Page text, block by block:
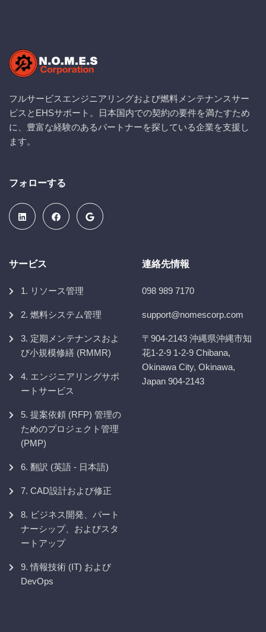
フルサービスエンジニアリングおよび燃料メンテナンスサー
ビスとEHSサポート。日本国内での契約の要件を満たすため
に、豊富な経験のあるパートナーを探している企業を支援し
ます。
フォローする
サービス
1. リソース管理
2. 燃料システム管理
3. 定期メンテナンスおよ
び小規模修繕 (RMMR)
4. エンジニアリングサポ
ートサービス
5. 提案依頼 (RFP) 管理の
ためのプロジェクト管理
(PMP)
6. 翻訳 (英語 - 日本語)
7. CAD設計および修正
8. ビジネス開発、パート
ナーシップ、およびスタ
ートアップ
9. 情報技術 (IT) および
DevOps
連絡先情報
098 989 7170
support@nomescorp.com
〒904-2143 沖縄県沖縄市知
花1-2-9 1-2-9 Chibana,
Okinawa City, Okinawa,
Japan 904-2143